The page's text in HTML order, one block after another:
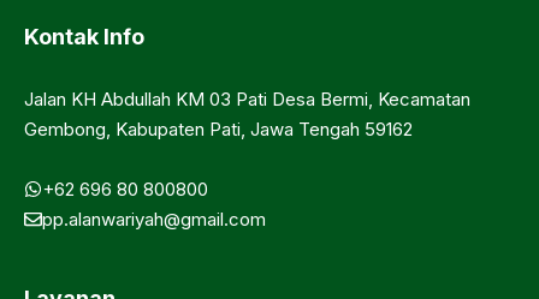
Kontak Info
Jalan KH Abdullah KM 03 Pati Desa Bermi, Kecamatan
Gembong, Kabupaten Pati, Jawa Tengah 59162
+62 696 80 800800
pp.alanwariyah@gmail.com